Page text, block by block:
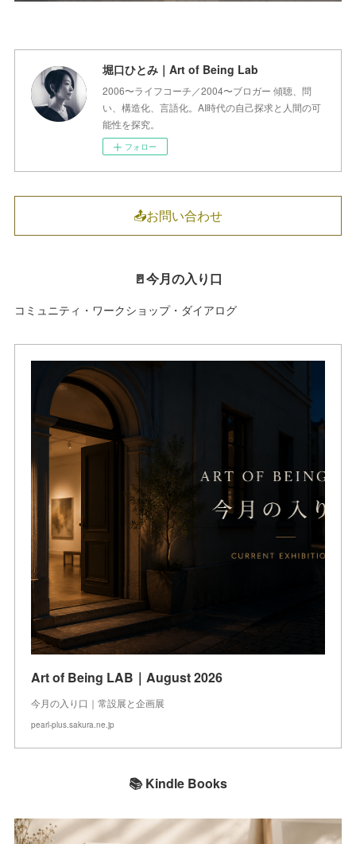
堀口ひとみ｜Art of Being Lab
2006〜ライフコーチ／2004〜ブロガー 傾聴、問
い、構造化、言語化。AI時代の自己探求と人間の可
能性を探究。
フォロー
📤お問い合わせ
🚪今月の入り口
コミュニティ・ワークショップ・ダイアログ
Art of Being LAB｜August 2026
今月の入り口｜常設展と企画展
pearl-plus.sakura.ne.jp
📚 Kindle Books